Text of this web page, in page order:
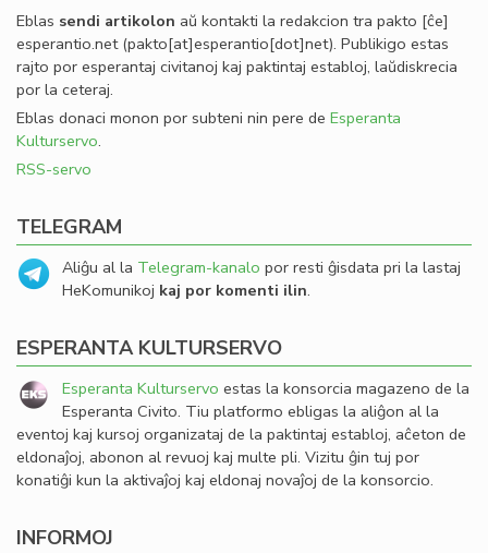
Eblas sendi artikolon aŭ kontakti la redakcion tra pakto [ĉe]
esperantio.net(pakto[at]esperantio[dot]net). Publikigo estas
rajto por esperantaj civitanoj kaj paktintaj establoj, laŭdiskrecia
por la ceteraj.
Eblas donaci monon por subteni nin pere de Esperanta
Kulturservo.
RSS-servo
TELEGRAM
Aliĝu al la Telegram-kanalo por resti ĝisdata pri la lastaj
HeKomunikoj kaj por komenti ilin.
ESPERANTA KULTURSERVO
Esperanta Kulturservo estas la konsorcia magazeno de la
Esperanta Civito. Tiu platformo ebligas la aliĝon al la
eventoj kaj kursoj organizataj de la paktintaj establoj, aĉeton de
eldonaĵoj, abonon al revuoj kaj multe pli. Vizitu ĝin tuj por
konatiĝi kun la aktivaĵoj kaj eldonaj novaĵoj de la konsorcio.
INFORMOJ